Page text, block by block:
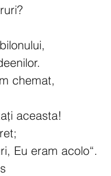
chemat,
aceasta!
Eu eram acolo“.